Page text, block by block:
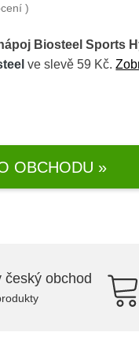
)
Biosteel Sports
ve slevě 59 Kč.
OBCHODU »
český obchod